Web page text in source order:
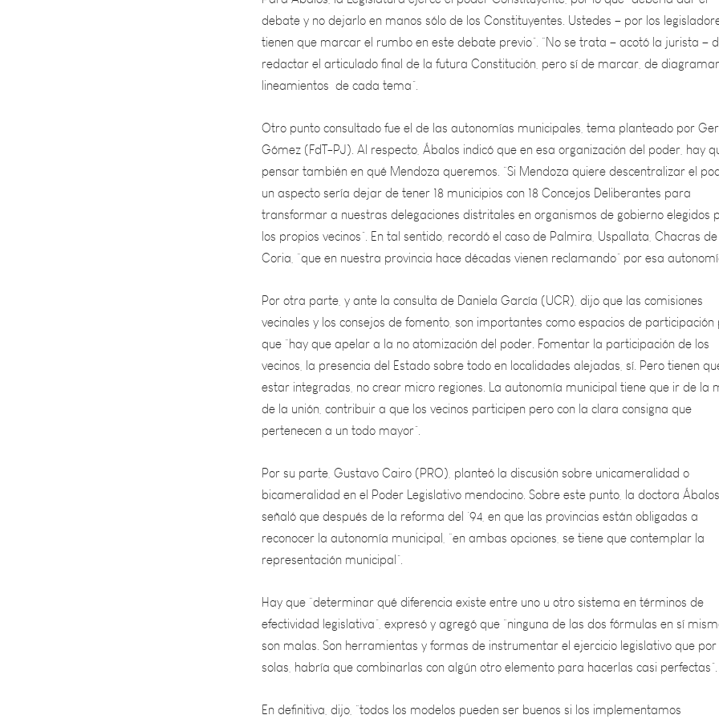
redactar el articulado final de la futura Constitución, pero sí de marcar, de
lineamientos de cada tema”.
Otro punto consultado fue el de las autonomías municipales, tema planteado por Germán
Gómez (FdT-PJ). Al respecto, Ábalos indicó que en esa organización del poder,
pensar también en qué Mendoza queremos. “Si Mendoza quiere descentralizar el
un aspecto sería dejar de tener 18 municipios con 18 Concejos Deliberantes para
transformar a nuestras delegaciones distritales en organismos de gobierno
los propios vecinos”. En tal sentido, recordó el caso de Palmira, Uspallata, Chacras de
Coria, “que en nuestra provincia hace décadas vienen reclamando” por esa
Por otra parte, y ante la consulta de Daniela García (UCR), dijo que las comisiones
vecinales y los consejos de fomento, son importantes como espacios de participación pero
que “hay que apelar a la no atomización del poder. Fomentar la participación de los
vecinos, la presencia del Estado sobre todo en localidades alejadas, sí. Pero tienen
estar integradas, no crear micro regiones. La autonomía municipal tiene que ir de la
de la unión, contribuir a que los vecinos participen pero con la clara consigna que
pertenecen a un todo mayor”.
Por su parte, Gustavo Cairo (PRO), planteó la discusión sobre unicameralidad o
bicameralidad en el Poder Legislativo mendocino. Sobre este punto, la doctora Ábalos
señaló que después de la reforma del ’94, en que las provincias están obligadas a
reconocer la autonomía municipal, “en ambas opciones, se tiene que contemplar la
representación municipal”.
Hay que “determinar qué diferencia existe entre uno u otro sistema en términos de
efectividad legislativa”, expresó y agregó que “ninguna de las dos fórmulas en sí mismas
son malas. Son herramientas y formas de instrumentar el ejercicio legislativo que
solas, habría que combinarlas con algún otro elemento para hacerlas casi perfectas”.
En definitiva, dijo, “todos los modelos pueden ser buenos si los implementamos
correctamente o malos, si no los acompañamos de esos elementos. El debate no es uno u